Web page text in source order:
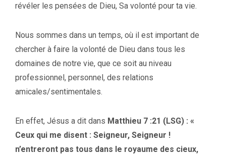
révéler les pensées de Dieu, Sa volonté pour ta vie.
Nous sommes dans un temps, où il est important de
chercher à faire la volonté de Dieu dans tous les
domaines de notre vie, que ce soit au niveau
professionnel, personnel, des relations
amicales/sentimentales.
En effet, Jésus a dit dans Matthieu 7 :21 (LSG) : «
Ceux qui me disent : Seigneur, Seigneur !
n’entreront pas tous dans le royaume des cieux,